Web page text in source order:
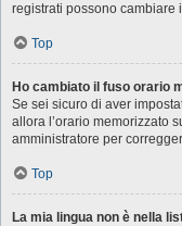
registrati possono cambiare
Top
Ho cambiato il fuso orario
Se sei sicuro di aver
allora l’orario memorizzato
amministratore per
Top
La mia lingua non è nella